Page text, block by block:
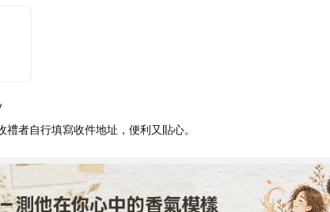
禮者自行填寫收件地址，便利又貼心。